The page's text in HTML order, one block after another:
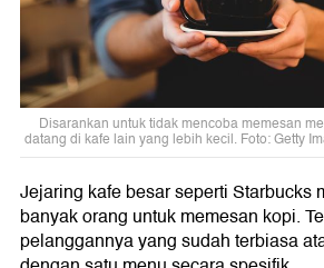
Disarankan untuk tidak mencoba memesan
datang di kafe lain yang lebih kecil. Foto: Getty
Jejaring kafe besar seperti Starbucks
banyak orang untuk memesan kopi.
pelanggannya yang sudah terbiasa